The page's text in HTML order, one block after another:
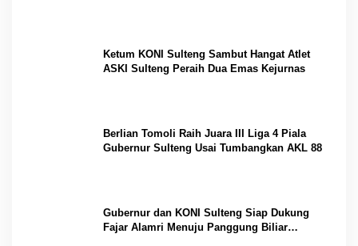
Ketum KONI Sulteng Sambut Hangat Atlet
ASKI Sulteng Peraih Dua Emas Kejurnas
Berlian Tomoli Raih Juara III Liga 4 Piala
Gubernur Sulteng Usai Tumbangkan AKL 88
Gubernur dan KONI Sulteng Siap Dukung
Fajar Alamri Menuju Panggung Biliar